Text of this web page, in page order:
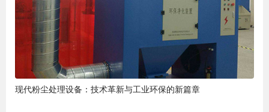
现代粉尘处理设备：技术革新与工业环保的新篇章